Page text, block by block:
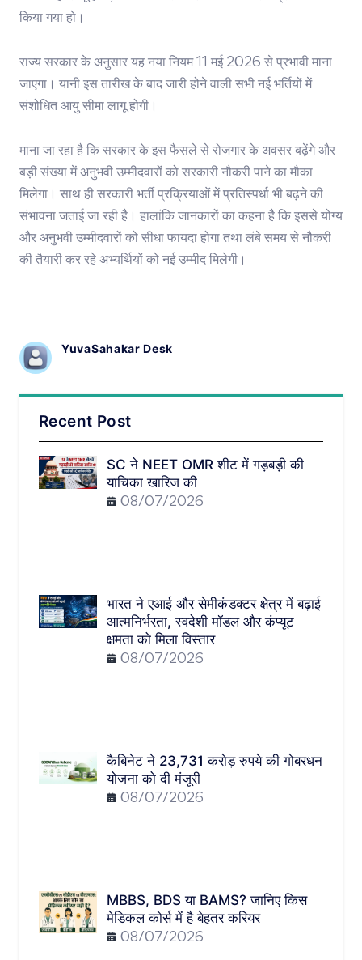
किया गया हो।
राज्य सरकार के अनुसार यह नया नियम 11 मई 2026 से प्रभावी माना
जाएगा। यानी इस तारीख के बाद जारी होने वाली सभी नई भर्तियों में
संशोधित आयु सीमा लागू होगी।
माना जा रहा है कि सरकार के इस फैसले से रोजगार के अवसर बढ़ेंगे और
बड़ी संख्या में अनुभवी उम्मीदवारों को सरकारी नौकरी पाने का मौका
मिलेगा। साथ ही सरकारी भर्ती प्रक्रियाओं में प्रतिस्पर्धा भी बढ़ने की
संभावना जताई जा रही है। हालांकि जानकारों का कहना है कि इससे योग्य
और अनुभवी उम्मीदवारों को सीधा फायदा होगा तथा लंबे समय से नौकरी
की तैयारी कर रहे अभ्यर्थियों को नई उम्मीद मिलेगी।
YuvaSahakar Desk
Recent Post
SC ने NEET OMR शीट में गड़बड़ी की
याचिका खारिज की
08/07/2026
भारत ने एआई और सेमीकंडक्टर क्षेत्र में बढ़ाई
आत्मनिर्भरता, स्वदेशी मॉडल और कंप्यूट
क्षमता को मिला विस्तार
08/07/2026
कैबिनेट ने 23,731 करोड़ रुपये की गोबरधन
योजना को दी मंजूरी
08/07/2026
MBBS, BDS या BAMS? जानिए किस
मेडिकल कोर्स में है बेहतर करियर
08/07/2026